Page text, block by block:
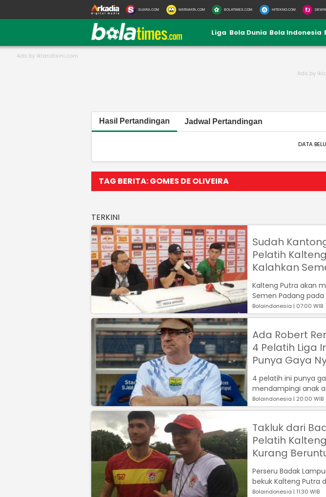
SUARA.COM MATAMATA.COM BOLATIMES.COM HITEKNO.COM
Liga Bola Dunia Bola Indonesia
Hasil Pertandingan Jadwal Pertandingan
DATA
TAG BERITA: GOMES DE OLIVEIRA
TERKINI
Sudah
Pelatih
Kalahkan
Kalteng Putra akan
Semen Padang pada
Bolaindonesia | 07:00 WIB
Ada Robert
4 Pelatih Liga
Punya Gaya
4 pelatih ini punya
mendampingi anak
Bolaindonesia | 20:00 WIB
Takluk dari
Pelatih
Kurang
Perseru Badak
bekuk Kalteng Putra
dengan skor 1-0....
Bolaindonesia | 11:30 WIB